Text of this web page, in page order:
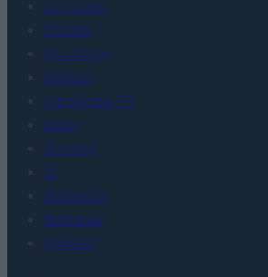
Co kupić
Porady
Promocje
FinTech
Hardware PC
Moto
Gaming
AI
Redakcja
Reklama
Kontakt